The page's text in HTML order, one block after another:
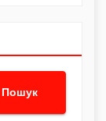
Пошук